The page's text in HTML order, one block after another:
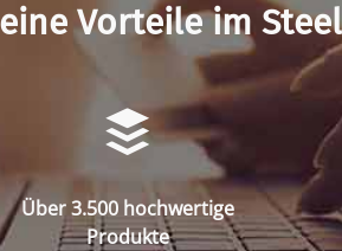
Vorteile im
Über 3.500 hochwertige
Produkte